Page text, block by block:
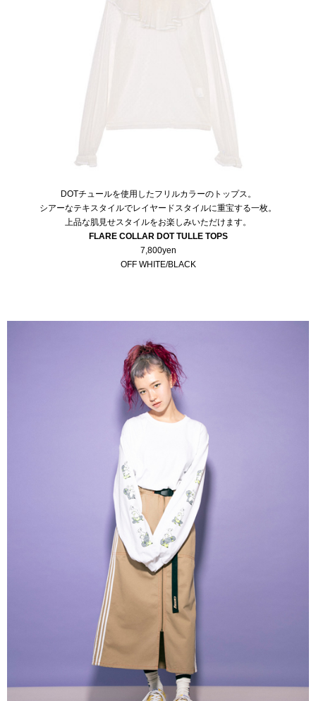
DOTチュールを使用したフリルカラーのトップス。
シアーなテキスタイルでレイヤードスタイルに重宝する一枚。
上品な肌見せスタイルをお楽しみいただけます。
FLARE COLLAR DOT TULLE TOPS
7,800yen
OFF WHITE/BLACK